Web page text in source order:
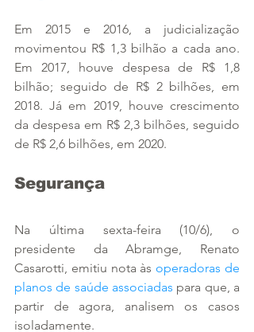
Em 2015 e 2016, a judicialização
movimentou R$ 1,3 bilhão a cada ano.
Em 2017, houve despesa de R$ 1,8
bilhão; seguido de R$ 2 bilhões, em
2018. Já em 2019, houve crescimento
da despesa em R$ 2,3 bilhões, seguido
de R$ 2,6 bilhões, em 2020.
Segurança
Na última sexta-feira (10/6), o
presidente da Abramge, Renato
Casarotti, emitiu nota às operadoras de
planos de saúde associadas para que, a
partir de agora, analisem os casos
isoladamente.